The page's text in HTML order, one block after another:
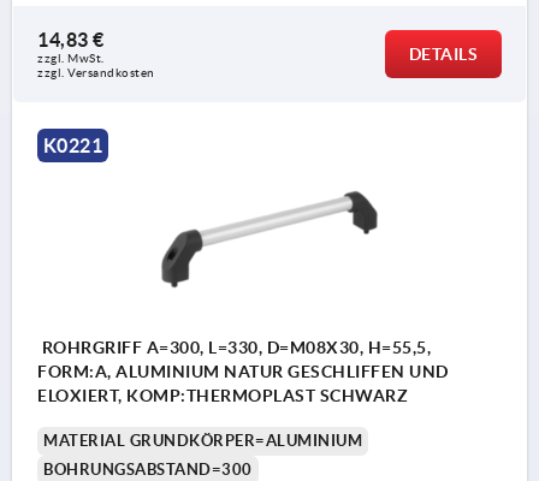
14,83 €
zzgl. MwSt.
zzgl. Versandkosten
DETAILS
K0221
ROHRGRIFF A=300, L=330, D=M08X30, H=55,5,
FORM:A, ALUMINIUM NATUR GESCHLIFFEN UND
ELOXIERT, KOMP:THERMOPLAST SCHWARZ
MATERIAL GRUNDKÖRPER=ALUMINIUM
BOHRUNGSABSTAND=300